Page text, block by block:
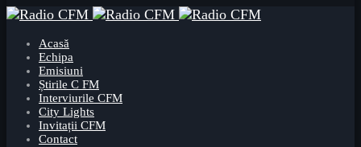
Acasă
Echipa
Emisiuni
Știrile C FM
Interviurile CFM
City Lights
Invitații CFM
Contact